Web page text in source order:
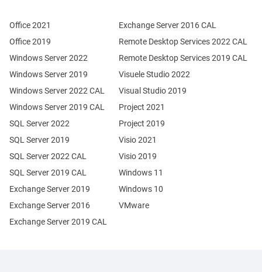
Office 2021
Office 2019
Windows Server 2022
Windows Server 2019
Exchange Server 2019
Exchange Server 2016
SQL Server 2022
SQL Server 2019
Windows Server 2022 CAL
Windows Server 2019 CAL
SQL Server 2022 CAL
SQL Server 2019 CAL
Remote Desktop Services 2022 CAL
Remote Desktop Services 2019 CAL
Exchange Server 2019 CAL
Exchange Server 2016 CAL
Visuele Studio 2022
Visual Studio 2019
Project 2021
Project 2019
Visio 2021
Visio 2019
Windows 11
Windows 10
VMware